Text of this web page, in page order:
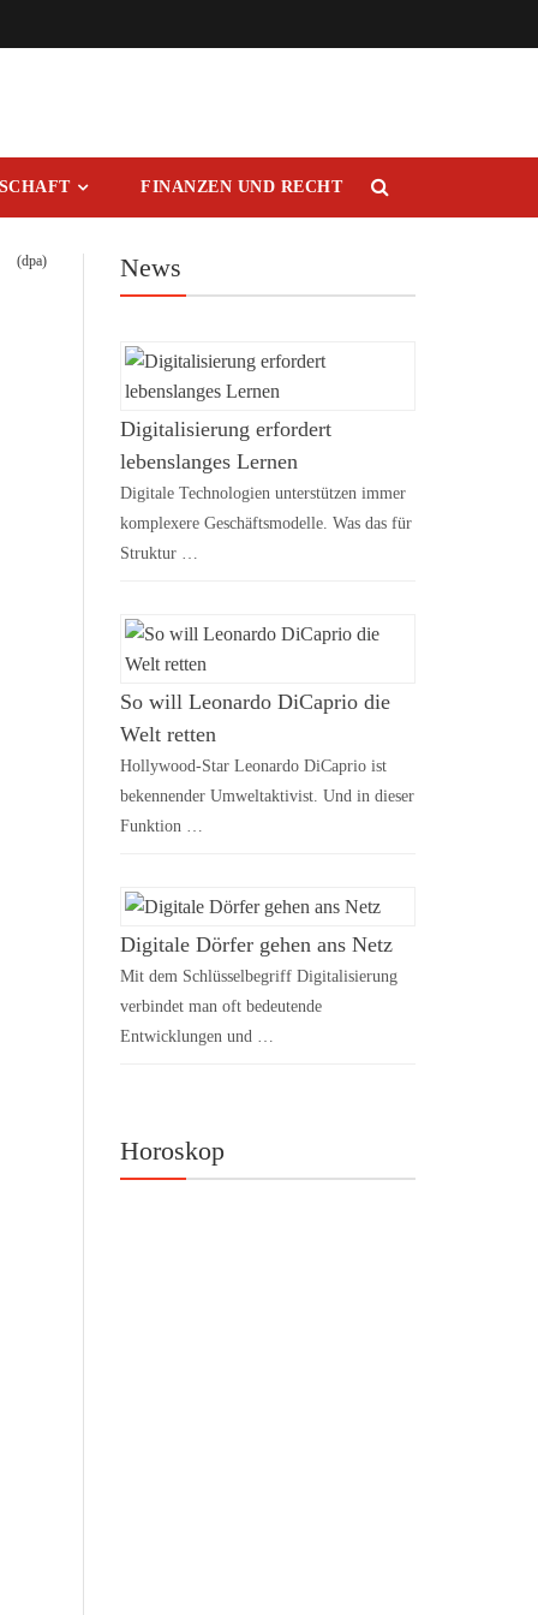
FINANZEN UND RECHT
(dpa) News
Digitalisierung erfordert
lebenslanges Lernen
Digitale Technologien unterstützen immer
komplexere Geschäftsmodelle. Was das für
Struktur …
So will Leonardo DiCaprio die
Welt retten
Hollywood-Star Leonardo DiCaprio ist
bekennender Umweltaktivist. Und in dieser
Funktion …
Digitale Dörfer gehen ans Netz
Mit dem Schlüsselbegriff Digitalisierung
verbindet man oft bedeutende
Entwicklungen und …
Horoskop